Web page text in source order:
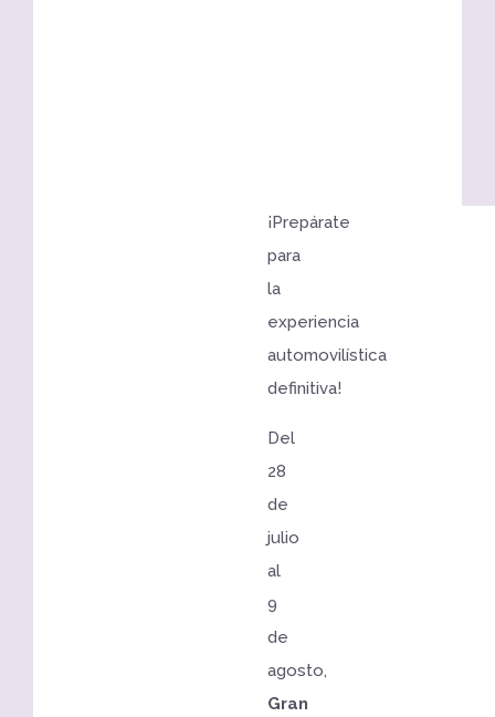
¡Prepárate
para
la
experiencia
automovilística
definitiva!
Del
28
de
julio
al
9
de
agosto,
Gran